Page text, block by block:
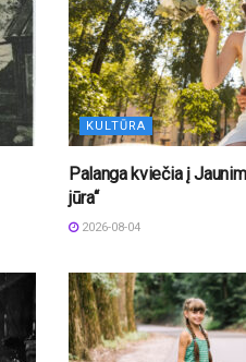
KULTŪRA
Palanga kviečia į
jūra“
2026-08-04